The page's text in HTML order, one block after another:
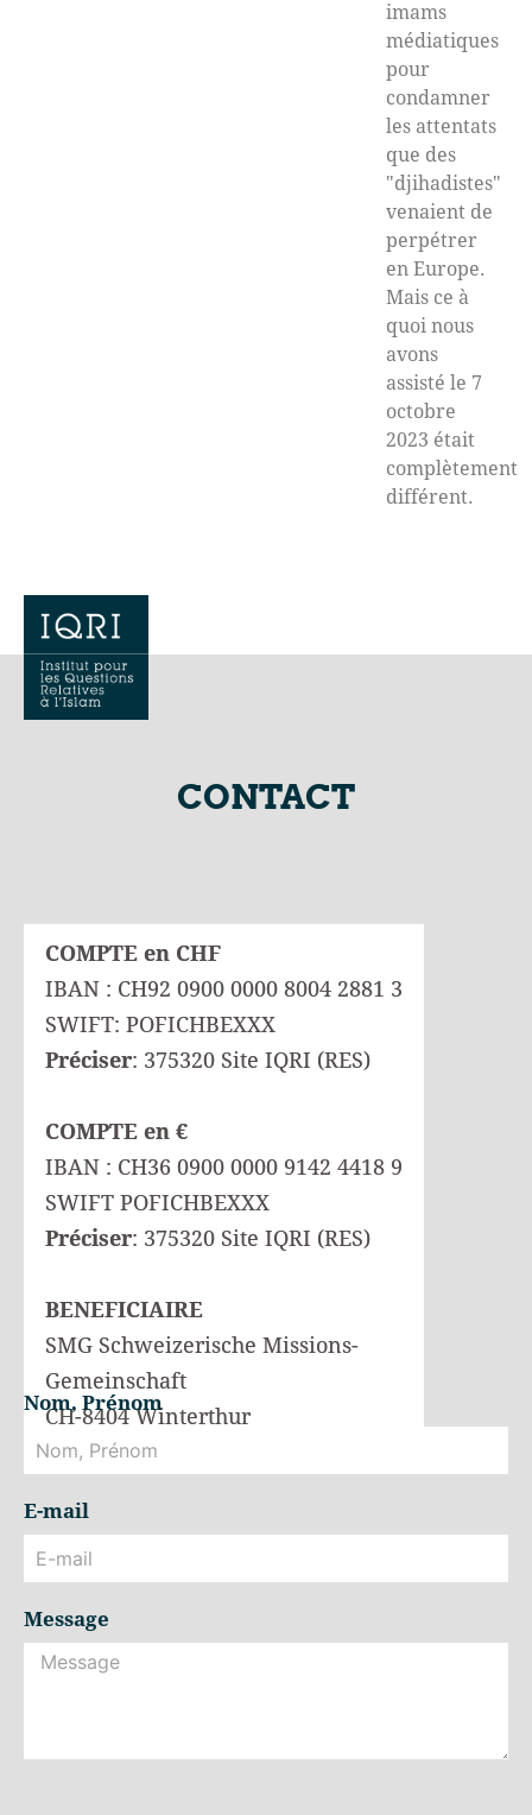
imams
médiatiques
pour
condamner
les attentats
que des
"djihadistes"
venaient de
perpétrer
en Europe.
Mais ce à
quoi nous
avons
assisté le 7
octobre
2023 était
complètement
différent.
CONTACT
COMPTE en CHF
IBAN : CH92 0900 0000 8004 2881 3
SWIFT: POFICHBEXXX
Préciser: 375320 Site IQRI (RES)
COMPTE en €
IBAN : CH36 0900 0000 9142 4418 9
SWIFT POFICHBEXXX
Préciser: 375320 Site IQRI (RES)
BENEFICIAIRE
SMG Schweizerische Missions-
Gemeinschaft
CH-8404 Winterthur
Nom, Prénom
E-mail
Message